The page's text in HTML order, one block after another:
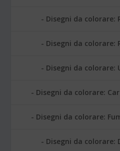
Disegni da colorare:
Disegni da colorare:
Disegni da colorare:
Disegni da colorare:
Disegni da colorare:
Disegni da colorare: